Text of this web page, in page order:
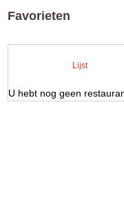
Favorieten
Lijst
U hebt nog geen